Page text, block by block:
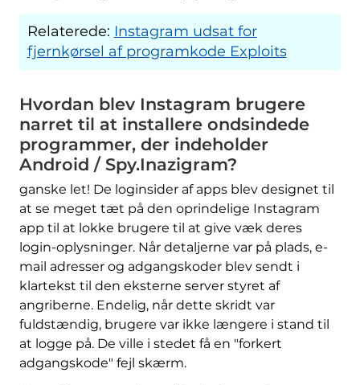
Relaterede: Instagram udsat for
fjernkørsel af programkode Exploits
Hvordan blev Instagram brugere
narret til at installere ondsindede
programmer, der indeholder
Android / Spy.Inazigram?
ganske let! De loginsider af apps blev designet til
at se meget tæt på den oprindelige Instagram
app til at lokke brugere til at give væk deres
login-oplysninger. Når detaljerne var på plads, e-
mail adresser og adgangskoder blev sendt i
klartekst til den eksterne server styret af
angriberne. Endelig, når dette skridt var
fuldstændig, brugere var ikke længere i stand til
at logge på. De ville i stedet få en "forkert
adgangskode" fejl skærm.